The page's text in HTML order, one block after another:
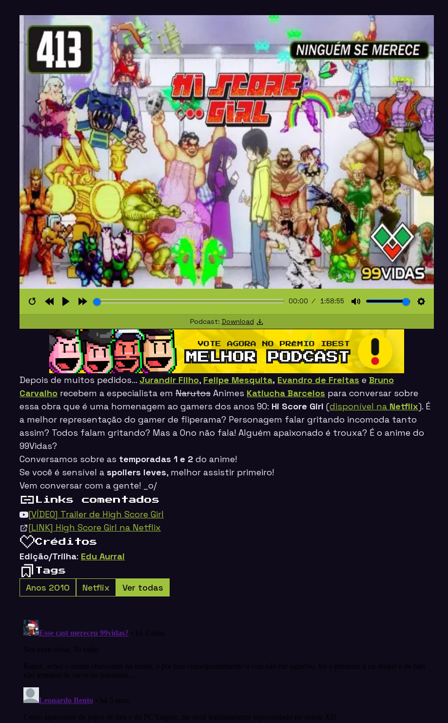
RestartRewind
PlayForward
00:00 1:58:55
Mute Settings
Podcast: Download
Depois de muitos pedidos… Jurandir Filho, Felipe Mesquita, Evandro de Freitas e Bruno
Carvalho recebem a especialista em Narutos Animes Katiucha Barcelos para conversar sobre
essa obra que é uma homenagem ao gamers dos anos 90: Hi Score Girl (disponível na Netflix). É
a melhor representação do gamer de fliperama? Personagem falar gritando incomoda tanto
assim? Todos falam gritando? Mas a Ono não fala! Alguém apaixonado é trouxa? É o anime do
99Vidas?
Conversamos sobre as temporadas 1 e 2 do anime!
Se você é sensível a spoilers leves, melhor assistir primeiro!
Vem conversar com a gente! _o/
Links comentados
[VÍDEO] Trailer de High Score Girl
[LINK] High Score Girl na Netflix
Créditos
Edição/Trilha: Edu Aurrai
Tags
Anos 2010 Netflix Ver todas